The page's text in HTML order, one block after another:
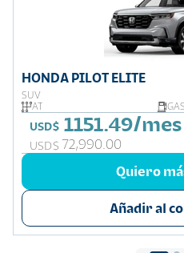
HONDA PILOT ELITE
SUV
AT
USD$ 1151.49/mes
USD$ 72,990.00
Quiero
Añadir al